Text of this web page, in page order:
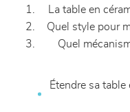
La table en
Quel style pour
Quel
Étendre sa